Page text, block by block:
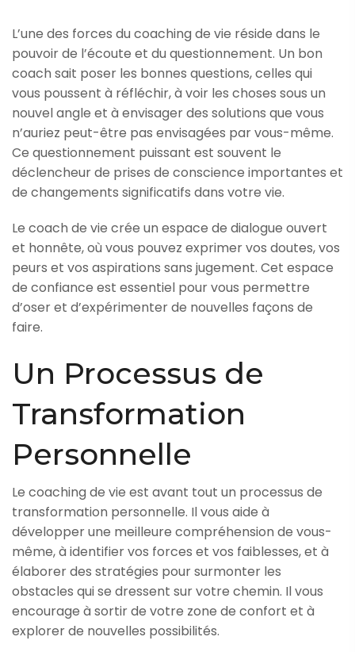
L’une des forces du coaching de vie réside dans le
pouvoir de l’écoute et du questionnement. Un bon
coach sait poser les bonnes questions, celles qui
vous poussent à réfléchir, à voir les choses sous un
nouvel angle et à envisager des solutions que vous
n’auriez peut-être pas envisagées par vous-même.
Ce questionnement puissant est souvent le
déclencheur de prises de conscience importantes et
de changements significatifs dans votre vie.
Le coach de vie crée un espace de dialogue ouvert
et honnête, où vous pouvez exprimer vos doutes, vos
peurs et vos aspirations sans jugement. Cet espace
de confiance est essentiel pour vous permettre
d’oser et d’expérimenter de nouvelles façons de
faire.
Un Processus de
Transformation
Personnelle
Le coaching de vie est avant tout un processus de
transformation personnelle. Il vous aide à
développer une meilleure compréhension de vous-
même, à identifier vos forces et vos faiblesses, et à
élaborer des stratégies pour surmonter les
obstacles qui se dressent sur votre chemin. Il vous
encourage à sortir de votre zone de confort et à
explorer de nouvelles possibilités.